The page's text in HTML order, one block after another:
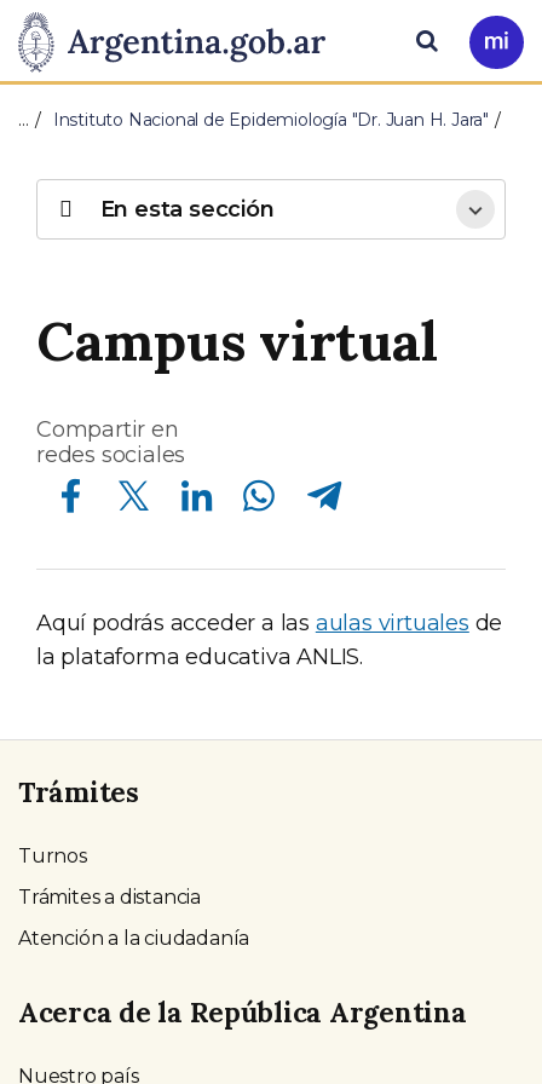
Presidencia
de
Nación
Pasar al contenido principal
Ir
a
Buscar
… Instituto Nacional de Epidemiología "Dr. Juan H. Jara"
Campus virtual
Compartir en
redes sociales
Compartir en Facebook Compartir en Twitter Compartir en Linkedin Compartir en Whatsapp Compartir en Telegram
Aquí podrás acceder a las aulas virtuales de
la plataforma educativa ANLIS.
En esta sección
Trámites
Turnos
Trámites a distancia
Atención a la ciudadanía
Acerca de la República Argentina
Nuestro país